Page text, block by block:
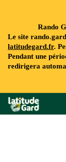
Rando
Le site
latitudegard.fr.
Pendant une
redirigera
Rando Gard